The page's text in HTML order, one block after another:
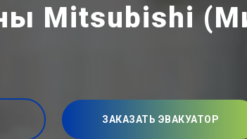
Mitsubishi
ЗАКАЗАТЬ ЭВАКУАТОР